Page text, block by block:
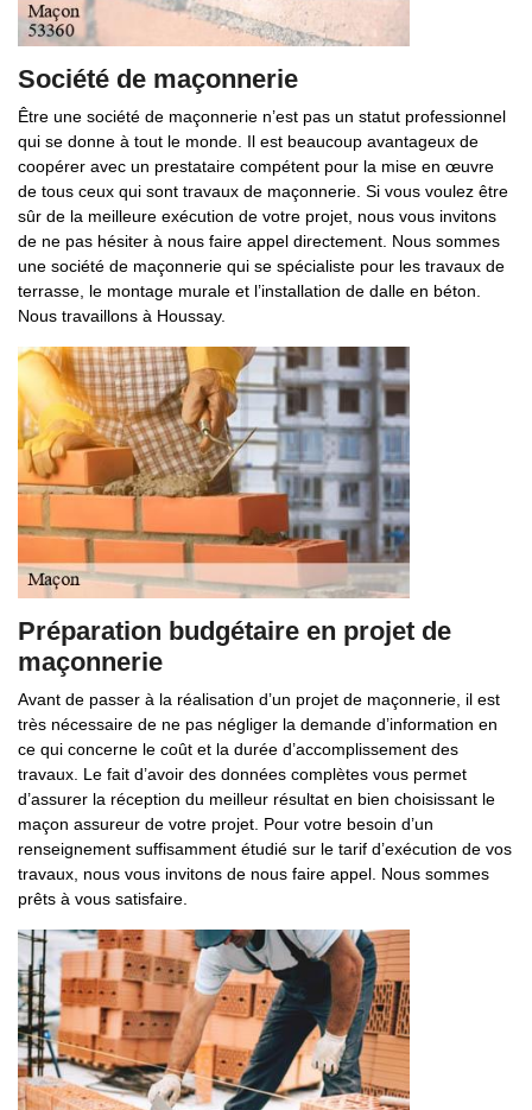
Société de maçonnerie
Être une société de maçonnerie n’est pas un statut professionnel
qui se donne à tout le monde. Il est beaucoup avantageux de
coopérer avec un prestataire compétent pour la mise en œuvre
de tous ceux qui sont travaux de maçonnerie. Si vous voulez être
sûr de la meilleure exécution de votre projet, nous vous invitons
de ne pas hésiter à nous faire appel directement. Nous sommes
une société de maçonnerie qui se spécialiste pour les travaux de
terrasse, le montage murale et l’installation de dalle en béton.
Nous travaillons à Houssay.
Préparation budgétaire en projet de
maçonnerie
Avant de passer à la réalisation d’un projet de maçonnerie, il est
très nécessaire de ne pas négliger la demande d’information en
ce qui concerne le coût et la durée d’accomplissement des
travaux. Le fait d’avoir des données complètes vous permet
d’assurer la réception du meilleur résultat en bien choisissant le
maçon assureur de votre projet. Pour votre besoin d’un
renseignement suffisamment étudié sur le tarif d’exécution de vos
travaux, nous vous invitons de nous faire appel. Nous sommes
prêts à vous satisfaire.